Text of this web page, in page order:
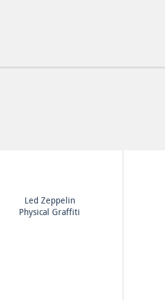
Led Zeppelin
Physical Graffiti